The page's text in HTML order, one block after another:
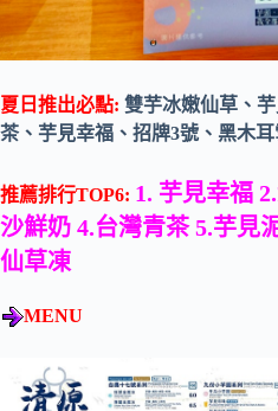
夏日推出必點: 雙芋冰嫩仙草、
茶、芋見幸福、招牌3號、黑木
推薦排行TOP6: 1. 芋見幸福
沙鮮奶 4.台灣青茶 5.芋見
仙草凍
MENU